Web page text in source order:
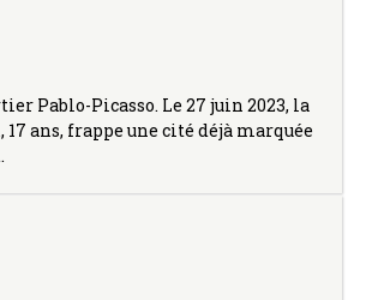
Pablo-Picasso. Le 27 juin 2023, la
ans, frappe une cité déjà marquée